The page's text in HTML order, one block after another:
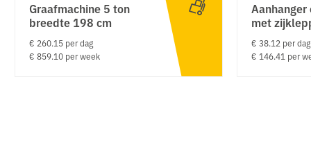
Graafmachine 5 ton
breedte 198 cm
€ 260.15 per dag
€ 859.10 per week
met
€ 38.12 per dag
€ 146.41 per